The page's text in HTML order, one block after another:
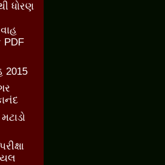
ધોરણ
PDF
2015